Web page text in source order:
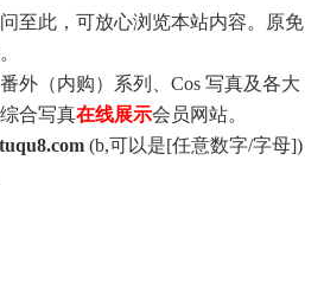
至此，可放心浏览本站内容。原免
外（内购）系列、Cos 写真及各大
合写真在线展示会员网站。
(b,可以是[任意数字/字母])